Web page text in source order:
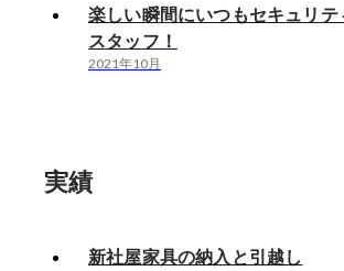
楽しい瞬間にいつもセキュリテ
スタッフ！
2021年10月
実績
新社屋家具の納入と引越し